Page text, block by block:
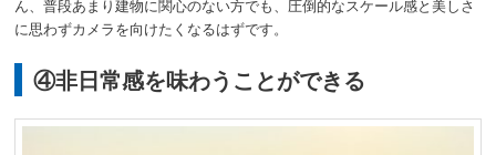
ん、普段あまり建物に関心のない方でも、圧倒的なスケール感と美しさ
に思わずカメラを向けたくなるはずです。
④非日常感を味わうことができる